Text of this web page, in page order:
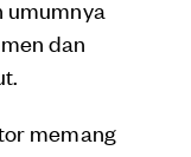
umumnya
dan
memang